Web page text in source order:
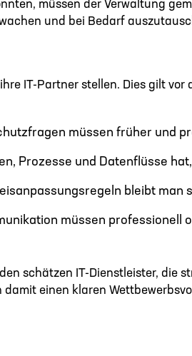
müssen der Verwaltung
und bei Bedarf
IT-Partner stellen. Dies gilt vor
müssen früher und
Prozesse und Datenflüsse
bleibt man
müssen professionell
schätzen IT-Dienstleister, die
einen klaren